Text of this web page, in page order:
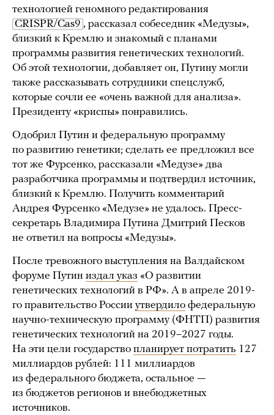
технологией геномного редактирования
CRISPR/Cas9 , рассказал собеседник «Медузы»,
близкий к Кремлю и знакомый с планами
программы развития генетических технологий.
Об этой технологии, добавляет он, Путину могли
также рассказывать сотрудники спецслужб,
которые сочли ее «очень важной для анализа».
Президенту «криспы» понравились.
Одобрил Путин и федеральную программу
по развитию генетики; сделать ее предложил все
тот же Фурсенко, рассказали «Медузе» два
разработчика программы и подтвердил источник,
близкий к Кремлю. Получить комментарий
Андрея Фурсенко «Медузе» не удалось. Пресс-
секретарь Владимира Путина Дмитрий Песков
не ответил на вопросы «Медузы».
После тревожного выступления на Валдайском
форуме Путин издал указ «О развитии
генетических технологий в РФ». А в апреле 2019-
го правительство России утвердило федеральную
научно-техническую программу (ФНТП) развития
генетических технологий на 2019–2027 годы.
На эти цели государство планирует потратить 127
миллиардов рублей: 111 миллиардов
из федерального бюджета, остальное —
из бюджетов регионов и внебюджетных
источников.